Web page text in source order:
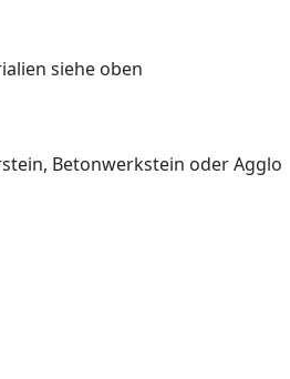
siehe oben
Betonwerkstein oder Agglo